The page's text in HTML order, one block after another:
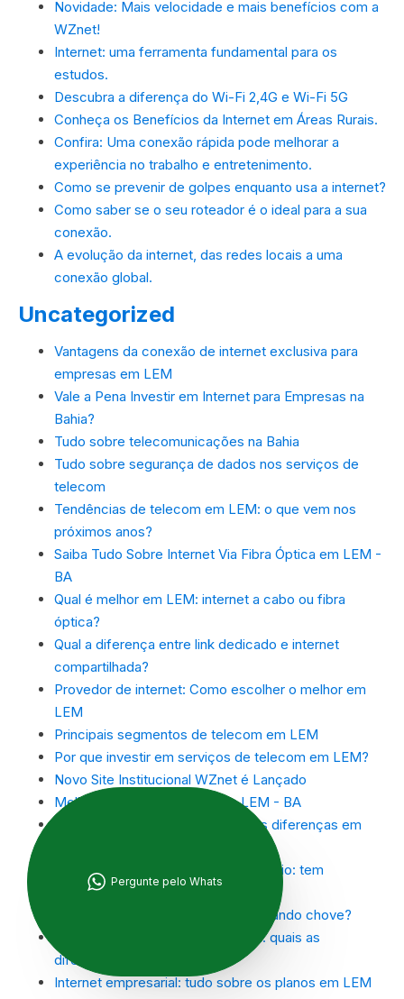
Novidade: Mais velocidade e mais benefícios com a
WZnet!
Internet: uma ferramenta fundamental para os
estudos.
Descubra a diferença do Wi-Fi 2,4G e Wi-Fi 5G
Conheça os Benefícios da Internet em Áreas Rurais.
Confira: Uma conexão rápida pode melhorar a
experiência no trabalho e entretenimento.
Como se prevenir de golpes enquanto usa a internet?
Como saber se o seu roteador é o ideal para a sua
conexão.
A evolução da internet, das redes locais a uma
conexão global.
Uncategorized
Vantagens da conexão de internet exclusiva para
empresas em LEM
Vale a Pena Investir em Internet para Empresas na
Bahia?
Tudo sobre telecomunicações na Bahia
Tudo sobre segurança de dados nos serviços de
telecom
Tendências de telecom em LEM: o que vem nos
próximos anos?
Saiba Tudo Sobre Internet Via Fibra Óptica em LEM -
BA
Qual é melhor em LEM: internet a cabo ou fibra
óptica?
Qual a diferença entre link dedicado e internet
compartilhada?
Provedor de internet: Como escolher o melhor em
LEM
Principais segmentos de telecom em LEM
Por que investir em serviços de telecom em LEM?
Novo Site Institucional WZnet é Lançado
Melhor Opção de Internet em LEM - BA
Link dedicado e ADSL: entenda as diferenças em
Internet fibra óptica x internet via rádio: tem
diferença?
Internet fibra óptica na Bahia cai quando chove?
Internet fibra óptica e banda larga: quais as
diferenças?
Internet empresarial: tudo sobre os planos em LEM
Pergunte pelo Whats